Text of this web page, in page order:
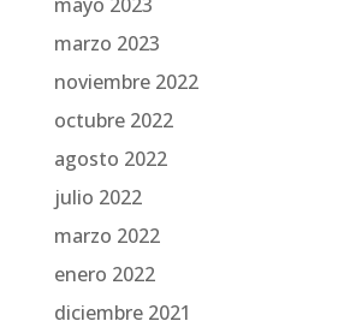
marzo 2023
noviembre 2022
octubre 2022
agosto 2022
julio 2022
marzo 2022
enero 2022
diciembre 2021